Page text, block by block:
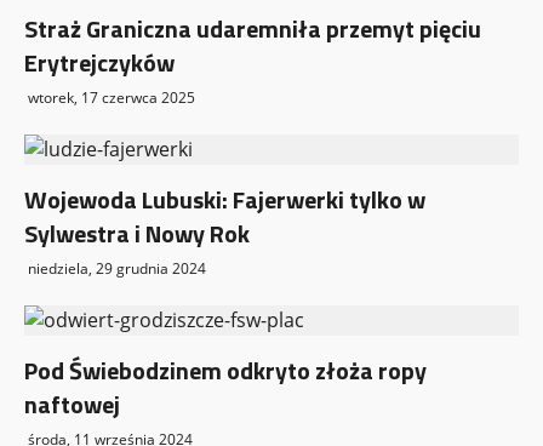
Straż Graniczna udaremniła przemyt pięciu
Erytrejczyków
wtorek, 17 czerwca 2025
Wojewoda Lubuski: Fajerwerki tylko w
Sylwestra i Nowy Rok
niedziela, 29 grudnia 2024
Pod Świebodzinem odkryto złoża ropy
naftowej
środa, 11 września 2024